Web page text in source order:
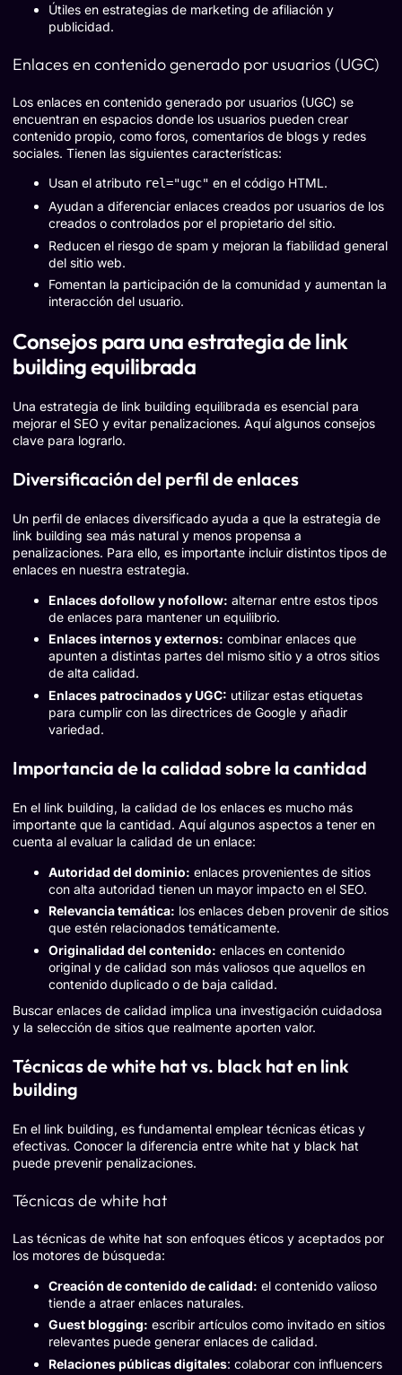
Útiles en estrategias de marketing de afiliación y
publicidad.
Enlaces en contenido generado por usuarios (UGC)
Los enlaces en contenido generado por usuarios (UGC) se
encuentran en espacios donde los usuarios pueden crear
contenido propio, como foros, comentarios de blogs y redes
sociales. Tienen las siguientes características:
Usan el atributo rel="ugc" en el código HTML.
Ayudan a diferenciar enlaces creados por usuarios de los
creados o controlados por el propietario del sitio.
Reducen el riesgo de spam y mejoran la fiabilidad general
del sitio web.
Fomentan la participación de la comunidad y aumentan la
interacción del usuario.
Consejos para una estrategia de link
building equilibrada
Una estrategia de link building equilibrada es esencial para
mejorar el SEO y evitar penalizaciones. Aquí algunos consejos
clave para lograrlo.
Diversificación del perfil de enlaces
Un perfil de enlaces diversificado ayuda a que la estrategia de
link building sea más natural y menos propensa a
penalizaciones. Para ello, es importante incluir distintos tipos de
enlaces en nuestra estrategia.
Enlaces dofollow y nofollow: alternar entre estos tipos
de enlaces para mantener un equilibrio.
Enlaces internos y externos: combinar enlaces que
apunten a distintas partes del mismo sitio y a otros sitios
de alta calidad.
Enlaces patrocinados y UGC: utilizar estas etiquetas
para cumplir con las directrices de Google y añadir
variedad.
Importancia de la calidad sobre la cantidad
En el link building, la calidad de los enlaces es mucho más
importante que la cantidad. Aquí algunos aspectos a tener en
cuenta al evaluar la calidad de un enlace:
Autoridad del dominio: enlaces provenientes de sitios
con alta autoridad tienen un mayor impacto en el SEO.
Relevancia temática: los enlaces deben provenir de sitios
que estén relacionados temáticamente.
Originalidad del contenido: enlaces en contenido
original y de calidad son más valiosos que aquellos en
contenido duplicado o de baja calidad.
Buscar enlaces de calidad implica una investigación cuidadosa
y la selección de sitios que realmente aporten valor.
Técnicas de white hat vs. black hat en link
building
En el link building, es fundamental emplear técnicas éticas y
efectivas. Conocer la diferencia entre white hat y black hat
puede prevenir penalizaciones.
Técnicas de white hat
Las técnicas de white hat son enfoques éticos y aceptados por
los motores de búsqueda:
Creación de contenido de calidad: el contenido valioso
tiende a atraer enlaces naturales.
Guest blogging: escribir artículos como invitado en sitios
relevantes puede generar enlaces de calidad.
Relaciones públicas digitales: colaborar con influencers